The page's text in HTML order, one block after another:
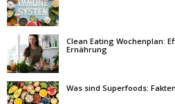
Clean Eating Wochenplan:
Ernährung
Was sind Superfoods: